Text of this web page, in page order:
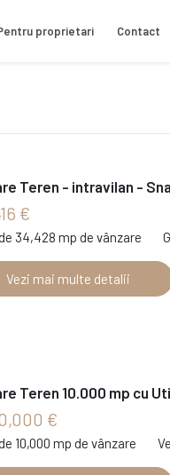
proprietari Contact
Teren - intravilan -
€
34,428 mp de vânzare
Vezi mai multe detalii
Teren 10.000 mp cu
€
10,000 mp de vânzare